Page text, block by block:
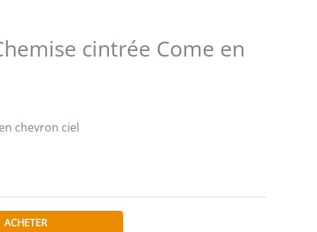
cintrée Come en
chevron ciel
ACHETER